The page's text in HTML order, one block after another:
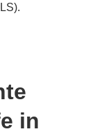
in